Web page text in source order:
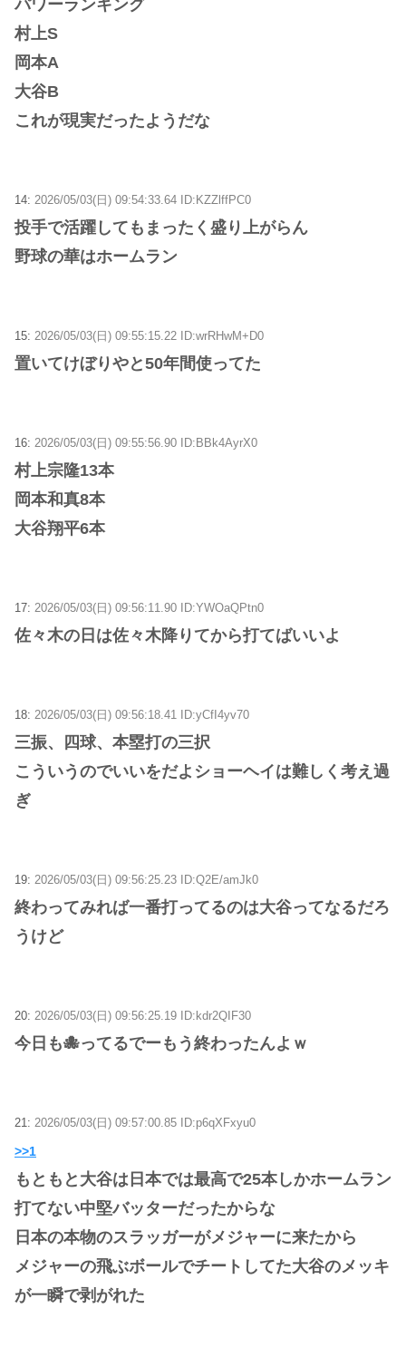
パワーランキング
村上S
岡本A
大谷B
これが現実だったようだな
14: 2026/05/03(日) 09:54:33.64 ID:KZZlffPC0
投手で活躍してもまったく盛り上がらん
野球の華はホームラン
15: 2026/05/03(日) 09:55:15.22 ID:wrRHwM+D0
置いてけぼりやと50年間使ってた
16: 2026/05/03(日) 09:55:56.90 ID:BBk4AyrX0
村上宗隆13本
岡本和真8本
大谷翔平6本
17: 2026/05/03(日) 09:56:11.90 ID:YWOaQPtn0
佐々木の日は佐々木降りてから打てばいいよ
18: 2026/05/03(日) 09:56:18.41 ID:yCfI4yv70
三振、四球、本塁打の三択
こういうのでいいをだよショーヘイは難しく考え過
ぎ
19: 2026/05/03(日) 09:56:25.23 ID:Q2E/amJk0
終わってみれば一番打ってるのは大谷ってなるだろ
うけど
20: 2026/05/03(日) 09:56:25.19 ID:kdr2QIF30
今日も🐙ってるでーもう終わったんよｗ
21: 2026/05/03(日) 09:57:00.85 ID:p6qXFxyu0
>>1
もともと大谷は日本では最高で25本しかホームラン
打てない中堅バッターだったからな
日本の本物のスラッガーがメジャーに来たから
メジャーの飛ぶボールでチートしてた大谷のメッキ
が一瞬で剥がれた